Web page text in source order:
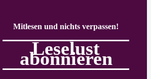
Mitlesen und nichts verpassen!
Leselust
abonnieren